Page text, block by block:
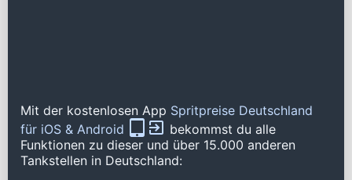
Mit der kostenlosen App Spritpreise Deutschland
für iOS & Android
bekommst du alle
Funktionen zu dieser und über 15.000 anderen
Tankstellen in Deutschland: